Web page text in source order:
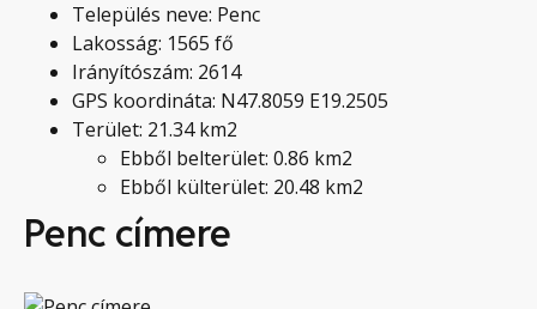
Település neve: Penc
Lakosság: 1565 fő
Irányítószám: 2614
GPS koordináta: N47.8059 E19.2505
Terület: 21.34 km2
Ebből belterület: 0.86 km2
Ebből külterület: 20.48 km2
Penc címere